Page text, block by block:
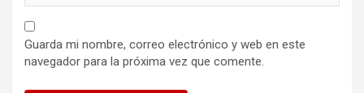
Guarda mi nombre, correo electrónico y web en este
navegador para la próxima vez que comente.